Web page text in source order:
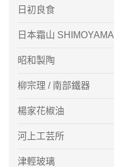
日初良食
日本霜山 SHIMOYAMA
昭和製陶
柳宗理 / 南部鐵器
楊家花椒油
河上工芸所
津輕玻璃